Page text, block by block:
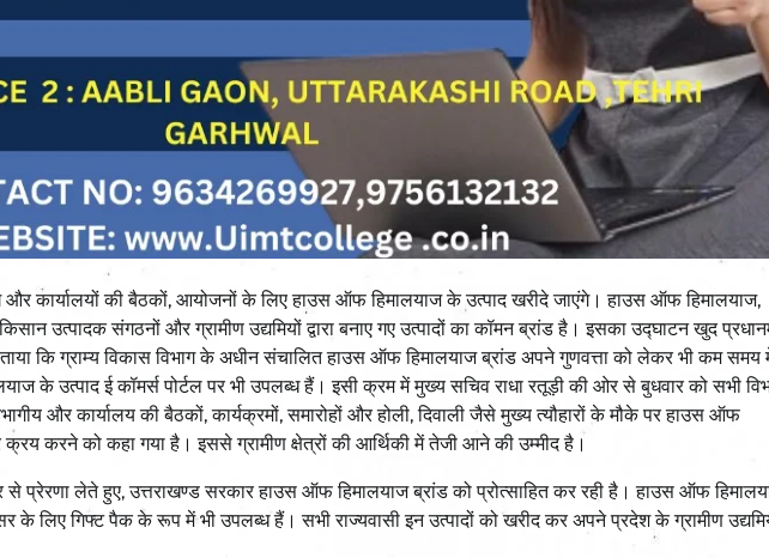
और कार्यालयों की बैठकों, आयोजनों के लिए हाउस ऑफ हिमालयाज के उत्पाद खरीदे जाएंगे। हाउस ऑफ हिमालयाज,
उत्पादक संगठनों और ग्रामीण उद्यमियों द्वारा बनाए गए उत्पादों का कॉमन ब्रांड है। इसका उद्घाटन खुद
कि ग्राम्य विकास विभाग के अधीन संचालित हाउस ऑफ हिमालयाज ब्रांड अपने गुणवत्ता को लेकर भी कम समय
के उत्पाद ई कॉमर्स पोर्टल पर भी उपलब्ध हैं। इसी क्रम में मुख्य सचिव राधा रतूड़ी की ओर से बुधवार को सभी
और कार्यालय की बैठकों, कार्यक्रमों, समारोहों और होली, दिवाली जैसे मुख्य त्यौहारों के मौके पर हाउस ऑफ
करने को कहा गया है। इससे ग्रामीण क्षेत्रों की आर्थिकी में तेजी आने की उम्मीद है।
प्रेरणा लेते हुए, उत्तराखण्ड सरकार हाउस ऑफ हिमालयाज ब्रांड को प्रोत्साहित कर रही है। हाउस ऑफ
के लिए गिफ्ट पैक के रूप में भी उपलब्ध हैं। सभी राज्यवासी इन उत्पादों को खरीद कर अपने प्रदेश के ग्रामीण